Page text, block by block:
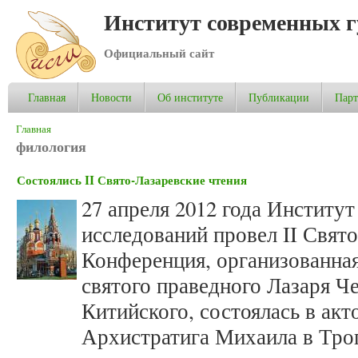
Институт современных
Официальный сайт
Главная Новости Об институте Публикации
Вы здесь
Главная
филология
Состоялись II Свято-Лазаревские чтения
27 апреля 2012 года
исследований провел II
Конференция,
святого праведного Лазаря
Китийского, состоялась в
Архистратига Михаила в